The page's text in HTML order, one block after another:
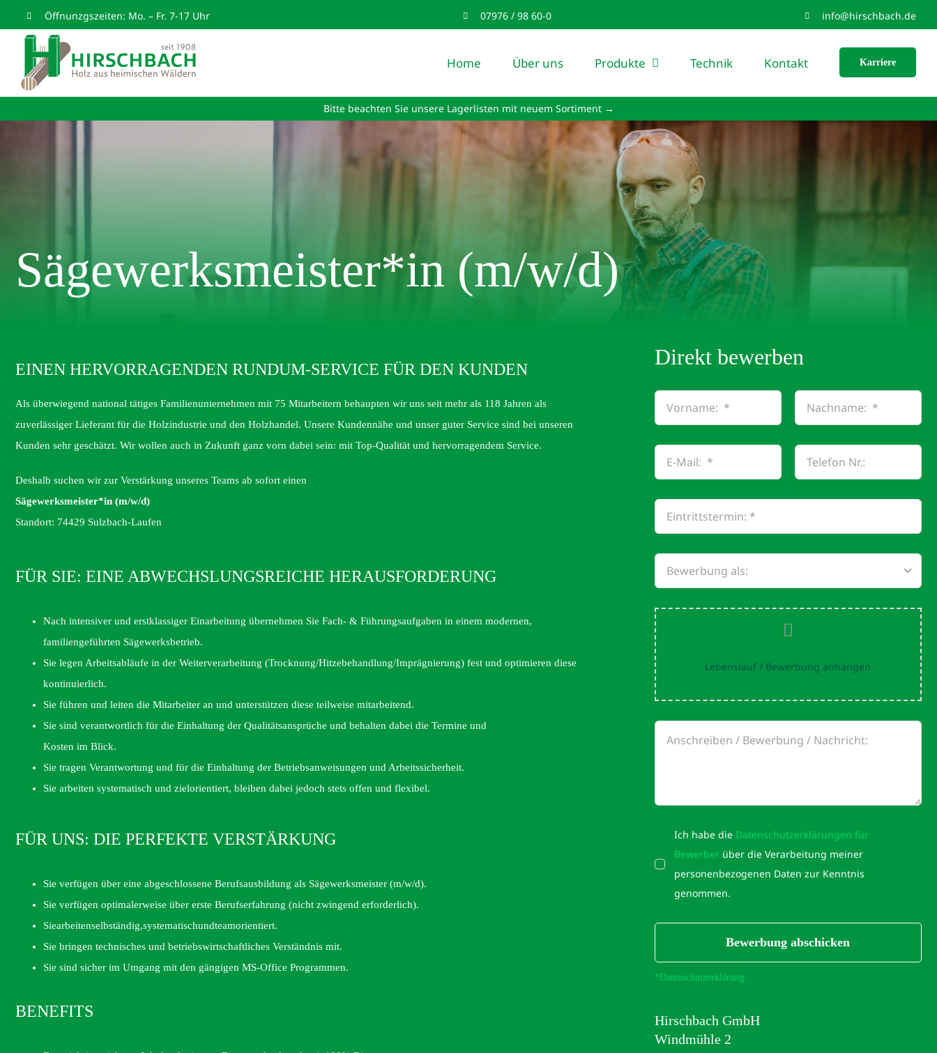
Inhalt
springen
Öffnunzgszeiten: Mo. – Fr. 7-17 Uhr 07976 / 98 60-0 info@hirschbach.de
Home Über uns Produkte Technik Kontakt Karriere
Bitte beachten Sie unsere Lagerlisten mit neuem Sortiment →
Sägewerksmeister*in (m/w/d)
EINEN HERVORRAGENDEN RUNDUM-SERVICE FÜR DEN KUNDEN
Als überwiegend national tätiges Familienunternehmen mit 75 Mitarbeitern behaupten wir uns seit mehr als 118 Jahren als
zuverlässiger Lieferant für die Holzindustrie und den Holzhandel. Unsere Kundennähe und unser guter Service sind bei unseren
Kunden sehr geschätzt. Wir wollen auch in Zukunft ganz vorn dabei sein: mit Top-Qualität und hervorragendem Service.
Deshalb suchen wir zur Verstärkung unseres Teams ab sofort einen
Sägewerksmeister*in (m/w/d)
Standort: 74429 Sulzbach-Laufen
FÜR SIE: EINE ABWECHSLUNGSREICHE HERAUSFORDERUNG
Nach intensiver und erstklassiger Einarbeitung übernehmen Sie Fach- & Führungsaufgaben in einem modernen,
familiengeführten Sägewerksbetrieb.
Sie legen Arbeitsabläufe in der Weiterverarbeitung (Trocknung/Hitzebehandlung/Imprägnierung) fest und optimieren diese
kontinuierlich.
Sie führen und leiten die Mitarbeiter an und unterstützen diese teilweise mitarbeitend.
Sie sind verantwortlich für die Einhaltung der Qualitätsansprüche und behalten dabei die Termine und
Kosten im Blick.
Sie tragen Verantwortung und für die Einhaltung der Betriebsanweisungen und Arbeitssicherheit.
Sie arbeiten systematisch und zielorientiert, bleiben dabei jedoch stets offen und flexibel.
FÜR UNS: DIE PERFEKTE VERSTÄRKUNG
Sie verfügen über eine abgeschlossene Berufsausbildung als Sägewerksmeister (m/w/d).
Sie verfügen optimalerweise über erste Berufserfahrung (nicht zwingend erforderlich).
Siearbeitenselbständig,systematischundteamorientiert.
Sie bringen technisches und betriebswirtschaftliches Verständnis mit.
Sie sind sicher im Umgang mit den gängigen MS-Office Programmen.
BENEFITS
Direkt bewerben
Lebenslauf / Bewerbung anhängen
Ich habe die Datenschutzerklärungen für
Bewerber
personenbezogenen Daten zur Kenntnis
genommen.
Bewerbung abschicken
*Datenschutzerklärung
Hirschbach GmbH
Windmühle 2